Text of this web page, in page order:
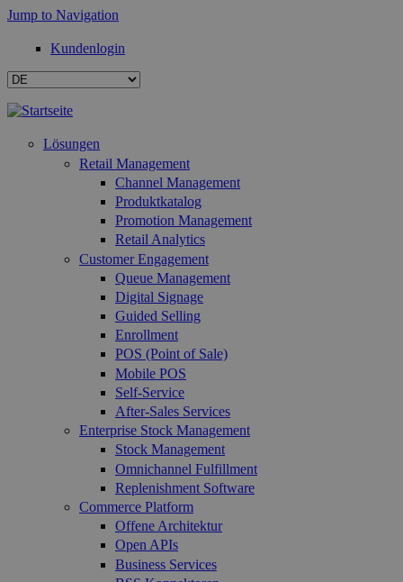
Jump to Navigation
Kundenlogin
Lösungen
Retail Management
Channel Management
Produktkatalog
Promotion Management
Retail Analytics
Customer Engagement
Queue Management
Digital Signage
Guided Selling
Enrollment
POS (Point of Sale)
Mobile POS
Self-Service
After-Sales Services
Enterprise Stock Management
Stock Management
Omnichannel Fulfillment
Replenishment Software
Commerce Platform
Offene Architektur
Open APIs
Business Services